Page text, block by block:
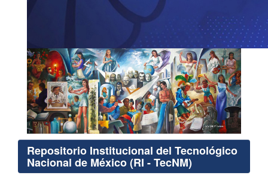
Repositorio Institucional del Tecnológico
Nacional de México (RI - TecNM)